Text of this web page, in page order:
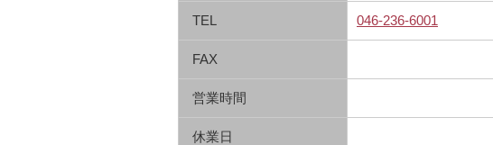
TEL 046-236-6001
FAX
営業時間
休業日